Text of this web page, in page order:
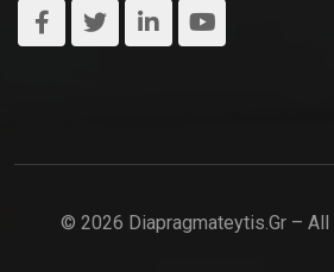
© 2026 Diapragmateytis.gr – All